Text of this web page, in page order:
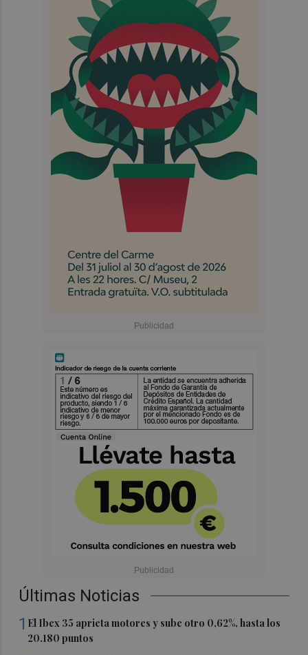
Últimas Noticias
1 El Ibex 35 aprieta motores y sube otro 0,62%, hasta los
20.180 puntos